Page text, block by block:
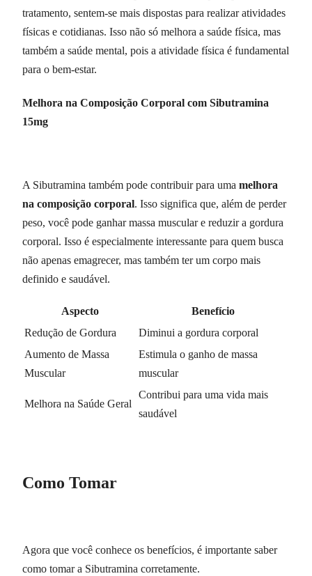
tratamento, sentem-se mais dispostas para realizar atividades
físicas e cotidianas. Isso não só melhora a saúde física, mas
também a saúde mental, pois a atividade física é fundamental
para o bem-estar.
Melhora na Composição Corporal com Sibutramina
15mg
A Sibutramina também pode contribuir para uma melhora
na composição corporal. Isso significa que, além de perder
peso, você pode ganhar massa muscular e reduzir a gordura
corporal. Isso é especialmente interessante para quem busca
não apenas emagrecer, mas também ter um corpo mais
definido e saudável.
Aspecto
Benefício
Redução de Gordura
Diminui a gordura corporal
Aumento de Massa
Muscular
Estimula o ganho de massa
muscular
Melhora na Saúde Geral
Contribui para uma vida mais
saudável
Como Tomar
Agora que você conhece os benefícios, é importante saber
como tomar a Sibutramina corretamente.